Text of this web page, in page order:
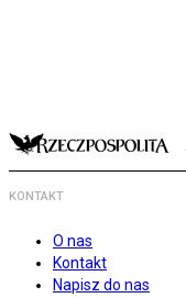
KONTAKT
O nas
Kontakt
Napisz do nas